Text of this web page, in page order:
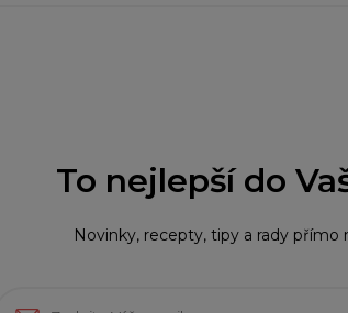
To nejlepší do
Novinky, recepty, tipy a rady přímo